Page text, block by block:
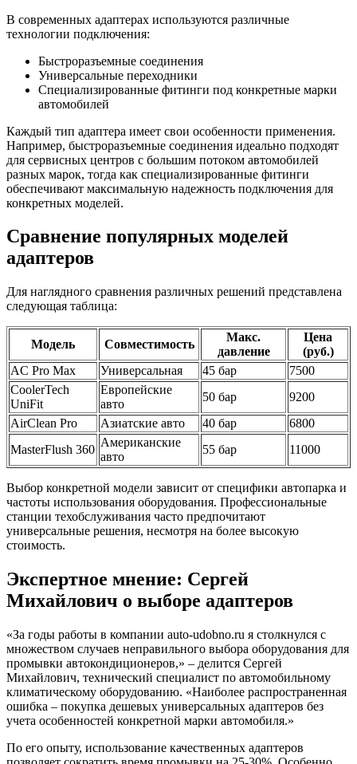
В современных адаптерах используются различные
технологии подключения:
Быстроразъемные соединения
Универсальные переходники
Специализированные фитинги под конкретные марки
автомобилей
Каждый тип адаптера имеет свои особенности применения.
Например, быстроразъемные соединения идеально подходят
для сервисных центров с большим потоком автомобилей
разных марок, тогда как специализированные фитинги
обеспечивают максимальную надежность подключения для
конкретных моделей.
Сравнение популярных моделей
адаптеров
Для наглядного сравнения различных решений представлена
следующая таблица:
Модель Совместимость
Макс.
давление
Цена
(руб.)
AC Pro Max
Универсальная 45 бар
7500
CoolerTech
UniFit
Европейские
авто
50 бар
9200
AirClean Pro
Азиатские авто 40 бар
6800
MasterFlush 360
Американские
авто
55 бар 11000
Выбор конкретной модели зависит от специфики автопарка и
частоты использования оборудования. Профессиональные
станции техобслуживания часто предпочитают
универсальные решения, несмотря на более высокую
стоимость.
Экспертное мнение: Сергей
Михайлович о выборе адаптеров
«За годы работы в компании auto-udobno.ru я столкнулся с
множеством случаев неправильного выбора оборудования для
промывки автокондиционеров,» – делится Сергей
Михайлович, технический специалист по автомобильному
климатическому оборудованию. «Наиболее распространенная
ошибка – покупка дешевых универсальных адаптеров без
учета особенностей конкретной марки автомобиля.»
По его опыту, использование качественных адаптеров